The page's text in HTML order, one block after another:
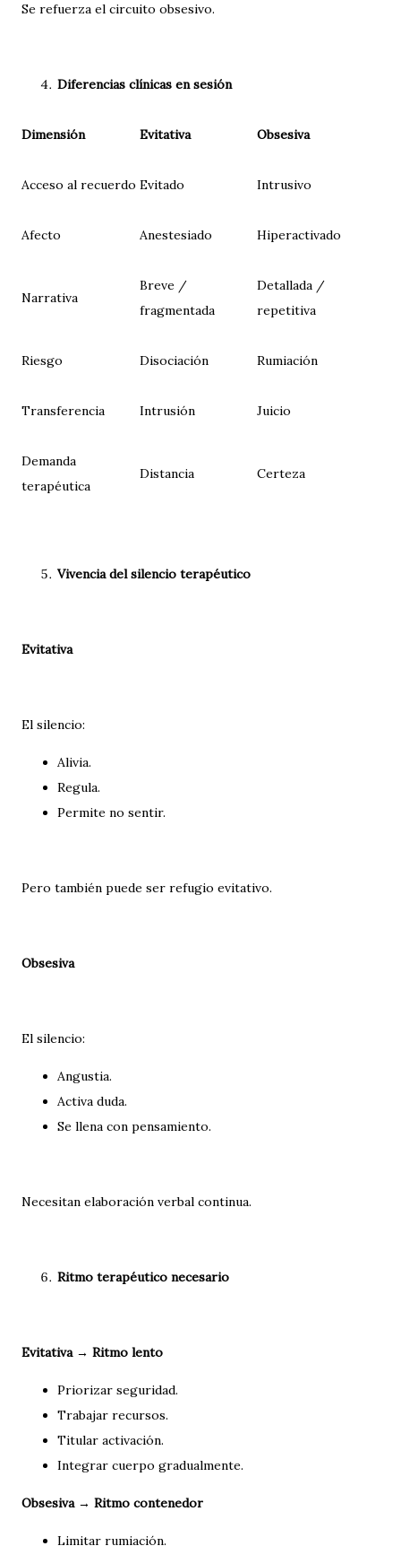
Se refuerza el circuito obsesivo.
Diferencias clínicas en sesión
Dimensión Evitativa Obsesiva
Acceso al recuerdo Evitado Intrusivo
Afecto Anestesiado Hiperactivado
Narrativa
Breve /
fragmentada
Detallada /
repetitiva
Riesgo Disociación Rumiación
Transferencia Intrusión Juicio
Demanda
terapéutica
Distancia Certeza
Vivencia del silencio terapéutico
Evitativa
El silencio:
Alivia.
Regula.
Permite no sentir.
Pero también puede ser refugio evitativo.
Obsesiva
El silencio:
Angustia.
Activa duda.
Se llena con pensamiento.
Necesitan elaboración verbal continua.
Ritmo terapéutico necesario
Evitativa → Ritmo lento
Priorizar seguridad.
Trabajar recursos.
Titular activación.
Integrar cuerpo gradualmente.
Obsesiva → Ritmo contenedor
Limitar rumiación.